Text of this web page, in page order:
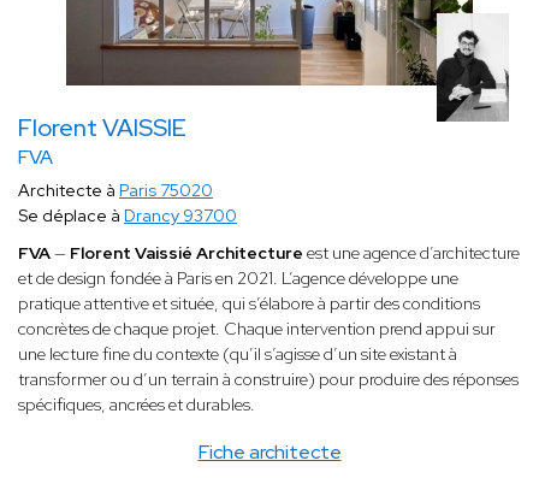
Florent VAISSIE
FVA
Fiche architecte
Architecte à Paris 75020
Se déplace à Drancy 93700
FVA— Florent Vaissié Architecture est une agence d’architecture
et de design fondée à Paris en 2021. L’agence développe une
pratique attentive et située, qui s’élabore à partir des conditions
concrètes de chaque projet. Chaque intervention prend appui sur
une lecture fine du contexte (qu’il s’agisse d’un site existant à
transformer ou d’un terrain à construire) pour produire des réponses
spécifiques, ancrées et durables.